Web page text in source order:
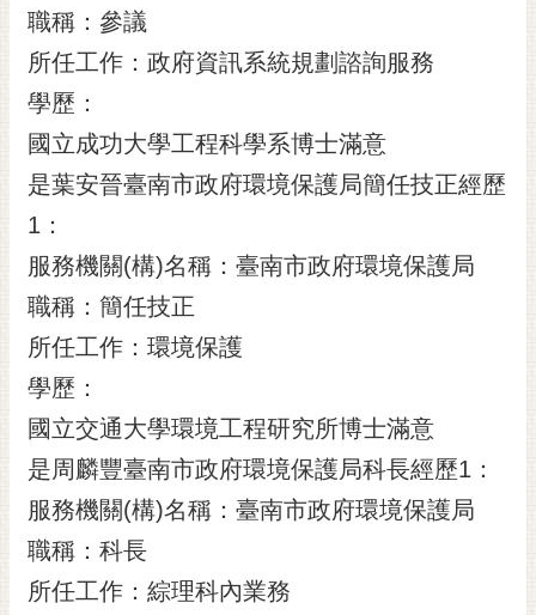
職稱：參議
所任工作：政府資訊系統規劃諮詢服務
學歷：
國立成功大學工程科學系博士滿意
是葉安晉臺南市政府環境保護局簡任技正經歷
1：
服務機關(構)名稱：臺南市政府環境保護局
職稱：簡任技正
所任工作：環境保護
學歷：
國立交通大學環境工程研究所博士滿意
是周麟豐臺南市政府環境保護局科長經歷1：
服務機關(構)名稱：臺南市政府環境保護局
職稱：科長
所任工作：綜理科內業務